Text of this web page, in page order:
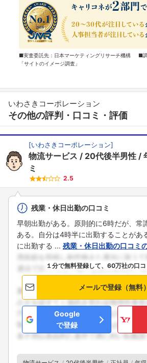
■実査委託先：日本マーケティングリサーチ機構 ■
「サイトのイメージ調査」
いわさきコーポレーション
その他の評判・口コミ・評価
[いわさきコーポレーション]
物流サービス 20代後半男性
ミ
2.5
残業・休日出勤の口コミ
早朝出勤がある。原則的に6時だが、常
ある。自分は4時半に出勤することがあ
に出勤する ... 残業・休日出勤の口コミ
１分で無料登録して、60万社の口
メールで登録（無料）
Google
で登録